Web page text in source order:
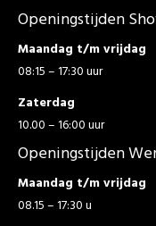
Openingstijden
Maandag t/m vrijdag
08:15 – 17:30 uur
Zaterdag
10.00 – 16:00 uur
Openingstijden
Maandag t/m vrijdag
08.15 – 17:30 u